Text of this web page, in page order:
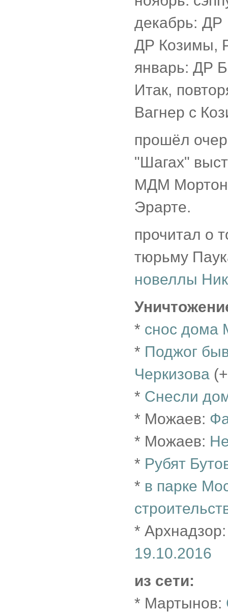
декабрь: ДР
ДР Козимы,
январь: ДР
Итак,
Вагнер с
прошёл
"Шагах"
МДМ
Эрарте.
прочитал о
тюрьму
новеллы
* снос дома
* Поджог
Черкизова
* Снесли
* Можаев:
* Можаев:
* Рубят
* в парке
*
19.10.2016
из сети:
* Мартынов: